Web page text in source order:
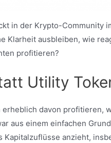
in der Krypto-Community
Klarheit ausbleiben, wie
profitieren?
Utility
davon profitieren,
aus einem einfachen
Kapitalzuflüsse anzieht,